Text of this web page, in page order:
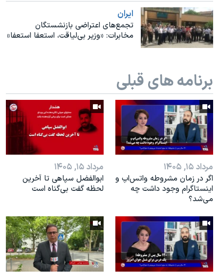
نرگس محمدی برنده جایزه نوبل صلح
همایش محافظه‌کاران آمریکا «سی‌پک»
سفر پرزیدنت ترامپ به چین
ايران
تجمع‌های اعتراضی بازنشستگان
مخابرات: «وزیر بی‌لیاقت، استعفا استعفا»
برنامه های قبلی
مرداد ۱۵, ۱۴۰۵
اگر در زمان مشروطه واتس‌اپ و
اینستاگرام وجود داشت چه
مى‌شد؟
مرداد ۱۵, ۱۴۰۵
ابوالفضل سپاهی تا آخرین
لحظه گفت بی‌گناه است